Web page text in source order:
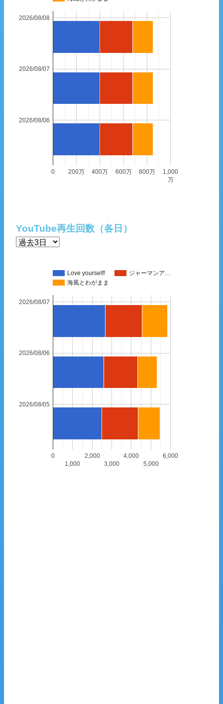
0 200万 400万 600万 800万
1,000
万
2026/08/06
2026/08/07
2026/08/08
YouTube再生回数（各日）
Love yourself!
ジャーマンア…
海風とわがまま
0
1,000
2,000
3,000
4,000
5,000
6,000
2026/08/05
2026/08/06
2026/08/07